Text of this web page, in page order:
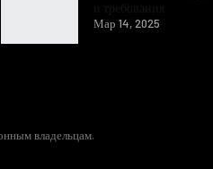
Мар 14, 2025
владельцам.